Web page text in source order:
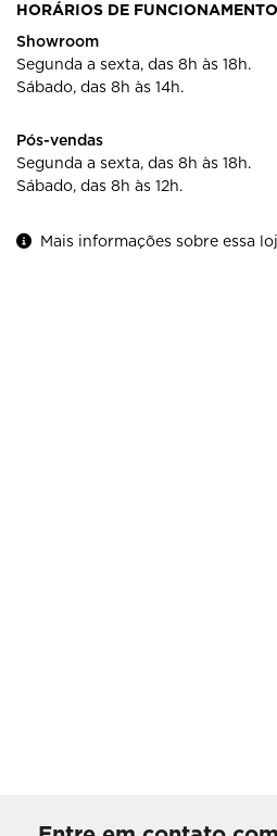
HORÁRIOS DE FUNCIONAMENTO
Showroom
Segunda a sexta, das 8h às 18h.
Sábado, das 8h às 14h.
Pós-vendas
Segunda a sexta, das 8h às 18h.
Sábado, das 8h às 12h.
Mais informações sobre essa